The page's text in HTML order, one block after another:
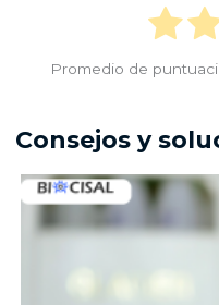
Promedio de
Consejos y